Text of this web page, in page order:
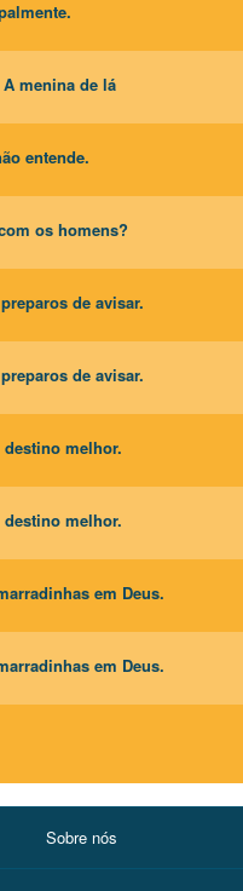
menina de lá
entende.
os homens?
de avisar.
de avisar.
melhor.
melhor.
em Deus.
em Deus.
Sobre nós